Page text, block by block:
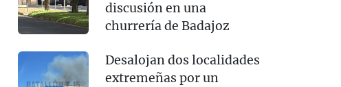
discusión en una
churrería de Badajoz
Desalojan dos localidades
extremeñas por un